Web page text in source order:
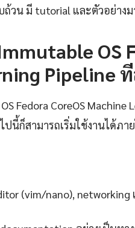
วน มี tutorial และตัวอย่างม
OS
Pipeline
Fedora CoreOS
นี้ก็สามารถเริ่มใช้งานได้ภา
(vim/nano), networking